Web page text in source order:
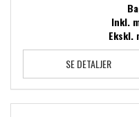
Inkl.
Ekskl.
SE DETALJER